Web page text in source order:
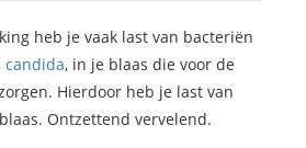
heb je vaak last van bacteriën
candida, in je blaas die voor de
Hierdoor heb je last van
Ontzettend vervelend.